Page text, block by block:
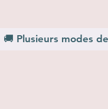
🚚 Plusieurs modes